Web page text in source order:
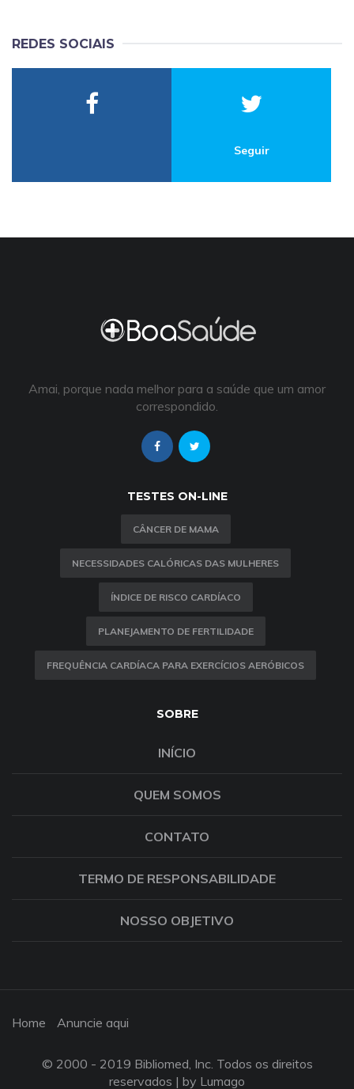
REDES SOCIAIS
Seguir
Amai, porque nada melhor para a saúde que um amor
correspondido.
TESTES ON-LINE
CÂNCER DE MAMA
NECESSIDADES CALÓRICAS DAS MULHERES
ÍNDICE DE RISCO CARDÍACO
PLANEJAMENTO DE FERTILIDADE
FREQUÊNCIA CARDÍACA PARA EXERCÍCIOS AERÓBICOS
SOBRE
INÍCIO
QUEM SOMOS
CONTATO
TERMO DE RESPONSABILIDADE
NOSSO OBJETIVO
Home Anuncie aqui
© 2000 - 2019 Bibliomed, Inc. Todos os direitos
reservados | by Lumago